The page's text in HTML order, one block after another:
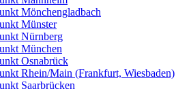
Mönchengladbach
Münster
Nürnberg
München
Osnabrück
Rhein/Main (Frankfurt, Wiesbaden)
Saarbrücken